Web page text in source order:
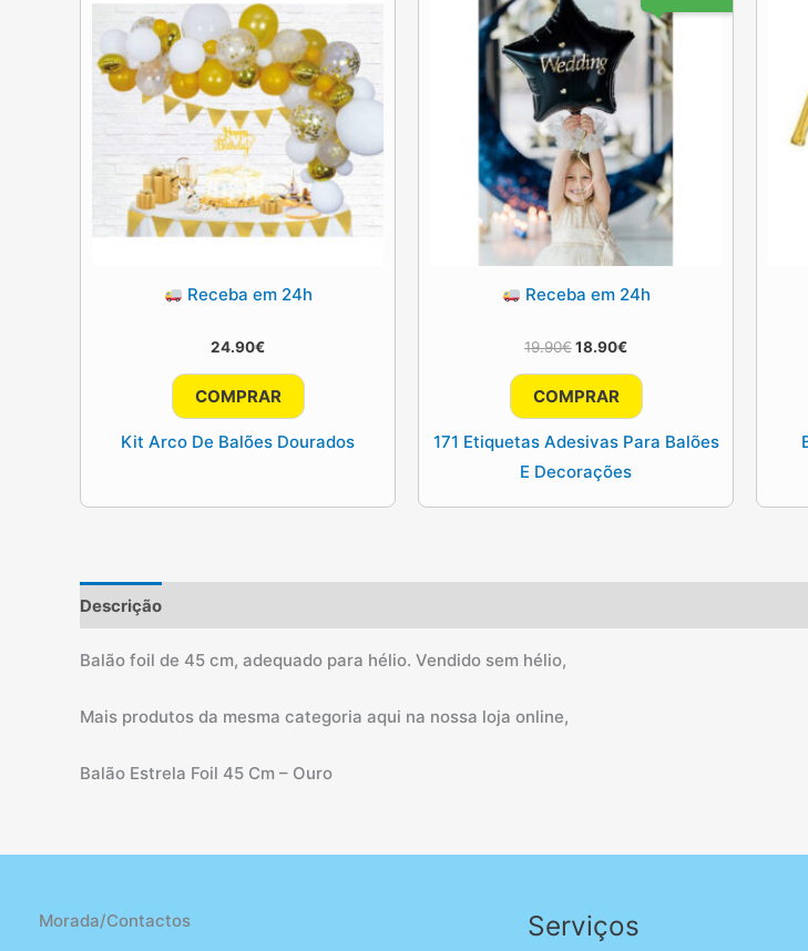
Receba em 24h
24.90€
COMPRAR
Kit Arco De Balões Dourados
Receba em 24h
19.90€O
era:
19.90€.
18.90€O
atual
18.90€.
COMPRAR
171 Etiquetas Adesivas Para Balões
E Decorações
Descrição
Balão foil de 45 cm, adequado para hélio. Vendido sem hélio,
Mais produtos da mesma categoria aqui na nossa loja online,
Balão Estrela Foil 45 Cm – Ouro
Morada/Contactos Serviços